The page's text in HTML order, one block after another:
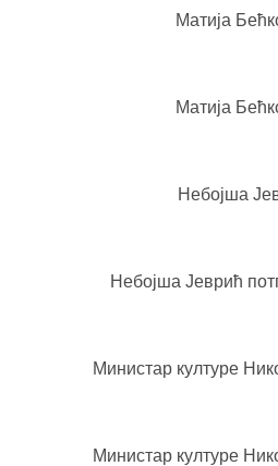
Матија
Матија
Небојша
Небојша Јеврић
Министар културе
Министар културе